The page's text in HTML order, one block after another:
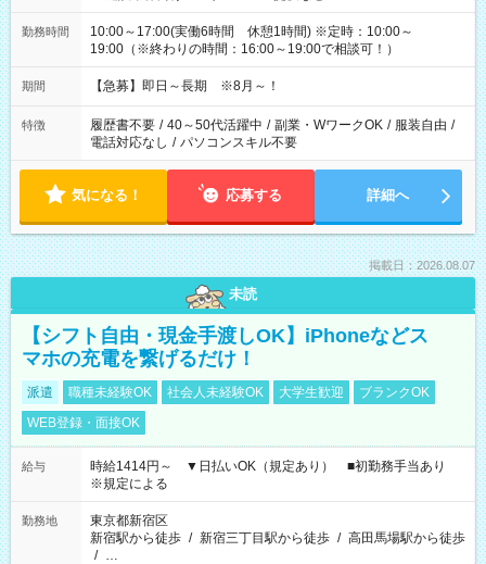
勤務時間
10:00～17:00(実働6時間 休憩1時間) ※定時：10:00～
19:00（※終わりの時間：16:00～19:00で相談可！）
期間 【急募】即日～長期 ※8月～！
特徴 履歴書不要 / 40～50代活躍中 / 副業・WワークOK / 服装自由 /
電話対応なし / パソコンスキル不要
気になる！ 応募する 詳細へ
掲載日：2026.08.07
未読
【シフト自由・現金手渡しOK】iPhoneなどス
マホの充電を繋げるだけ！
派遣 職種未経験OK 社会人未経験OK 大学生歓迎
ブランクOK
WEB登録・面接OK
給与
時給1414円～ ▼日払いOK（規定あり） ■初勤務手当あり
※規定による
勤務地
東京都新宿区
新宿駅から徒歩 / 新宿三丁目駅から徒歩 / 高田馬場駅から徒歩
/ …